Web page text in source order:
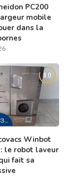
PC200
mobile
dans la
8.0
Winbot
le robot laveur
fait sa